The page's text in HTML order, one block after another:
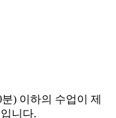
) 이하의 수업이 제
니다.